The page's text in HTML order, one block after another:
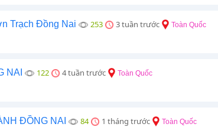
Trạch Đồng Nai 253 3 tuần trước Toàn Quốc
NAI 122 4 tuần trước Toàn Quốc
ĐỒNG NAI 84 1 tháng trước Toàn Quốc